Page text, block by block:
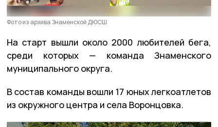
Фото из архива Знаменской ДЮСШ
На старт вышли около 2000 любителей бега,
среди которых — команда Знаменского
муниципального округа.
В состав команды вошли 17 юных легкоатлетов
из окружного центра и села Воронцовка.